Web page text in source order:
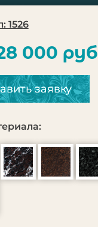
1526
000
заявку